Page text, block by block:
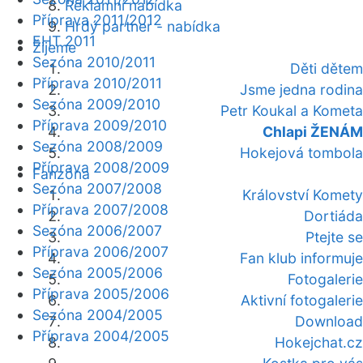
Reklamní nabídka
Hrdý partner - nabídka
Žijeme
Děti dětem
Jsme jedna rodina
Petr Koukal a Kometa
Chlapi ŽENÁM
Hokejová tombola
Fanzóna
Království Komety
Dortiáda
Ptejte se
Fan klub informuje
Fotogalerie
Aktivní fotogalerie
Download
Hokejchat.cz
Příprava 2011/2012
EHT 2011
Sezóna 2010/2011
Příprava 2010/2011
Sezóna 2009/2010
Příprava 2009/2010
Sezóna 2008/2009
Příprava 2008/2009
Sezóna 2007/2008
Příprava 2007/2008
Sezóna 2006/2007
Příprava 2006/2007
Sezóna 2005/2006
Příprava 2005/2006
Sezóna 2004/2005
Příprava 2004/2005